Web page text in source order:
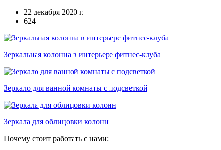
22 декабря 2020 г.
624
Зеркальная колонна в интерьере фитнес-клуба
Зеркало для ванной комнаты с подсветкой
Зеркала для облицовки колонн
Почему стоит работать с нами: